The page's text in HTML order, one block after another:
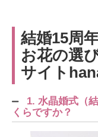
結婚15周
お花の選
サイト
1. 水晶婚式（
くらですか？